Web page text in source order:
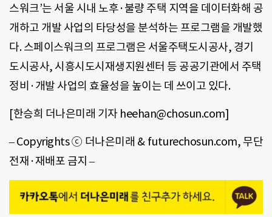
스워크’는 서울 시내 노후·불량 주택 지역을 데이터화해 공
개하고 개발 사업의 타당성을 분석하는 프로그램을 개발했
다. 스페이스워크의 프로그램은 서울주택도시공사, 경기
도시공사, 시흥시도시재생지원센터 등 공공기관에서 주택
정비·개발 사업의 효율성을 높이는 데 쓰이고 있다.
[한승희 더나은미래 기자 heehan@chosun.com]
– Copyrights ⓒ 더나은미래 & futurechosun.com, 무단
전재·재배포 금지 –